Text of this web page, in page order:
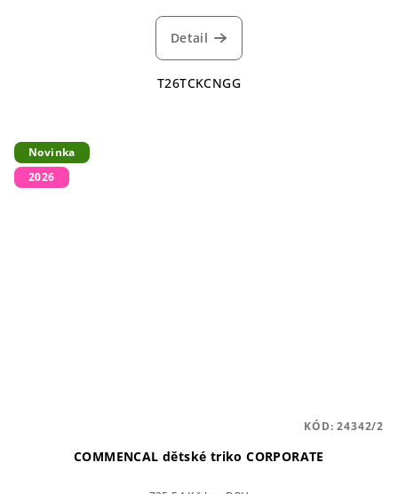
Detail
T26TCKCNGG
Novinka
2026
COMMENCAL dětské triko CORPORATE
KÓD:24342/2